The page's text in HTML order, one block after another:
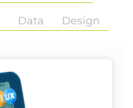
Data Design